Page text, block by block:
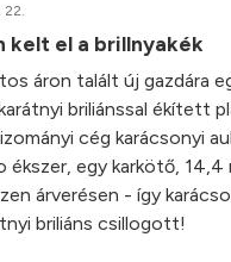
22.
kelt el a brillnyakék
áron talált új gazdára
briliánssal ékített
cég karácsonyi
ékszer, egy karkötő,
árverésen - így
briliáns csillogott!